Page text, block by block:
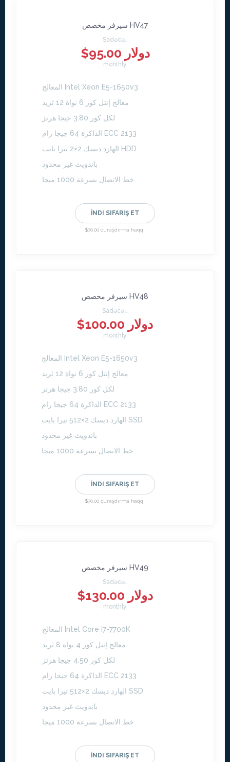
سيرفر مخصص HV47
Sadəcə..
$95.00 دولار
monthly
المعالج Intel Xeon E5-1650v3
معالج إنتل كور 6 نواة 12 ثريد
لكل كور 3.80 جيجا هرتز
الذاكرة 64 جيجا رام ECC 2133
الهارد ديسك 2×2 تيرا بايت HDD
باندويث غير محدود
خط الاتصال بسرعة 1000 ميجا
İNDI SIFARIŞ ET
$70.00 quraşdırma haqqı
سيرفر مخصص HV48
Sadəcə..
$100.00 دولار
monthly
المعالج Intel Xeon E5-1650v3
معالج إنتل كور 6 نواة 12 ثريد
لكل كور 3.80 جيجا هرتز
الذاكرة 64 جيجا رام ECC 2133
الهارد ديسك 2×512 تيرا بايت SSD
باندويث غير محدود
خط الاتصال بسرعة 1000 ميجا
İNDI SIFARIŞ ET
$70.00 quraşdırma haqqı
سيرفر مخصص HV49
Sadəcə..
$130.00 دولار
monthly
المعالج Intel Core i7-7700K
معالج إنتل كور 4 نواة 8 ثريد
لكل كور 4.50 جيجا هرتز
الذاكرة 64 جيجا رام ECC 2133
الهارد ديسك 2×512 تيرا بايت SSD
باندويث غير محدود
خط الاتصال بسرعة 1000 ميجا
İNDI SIFARIŞ ET